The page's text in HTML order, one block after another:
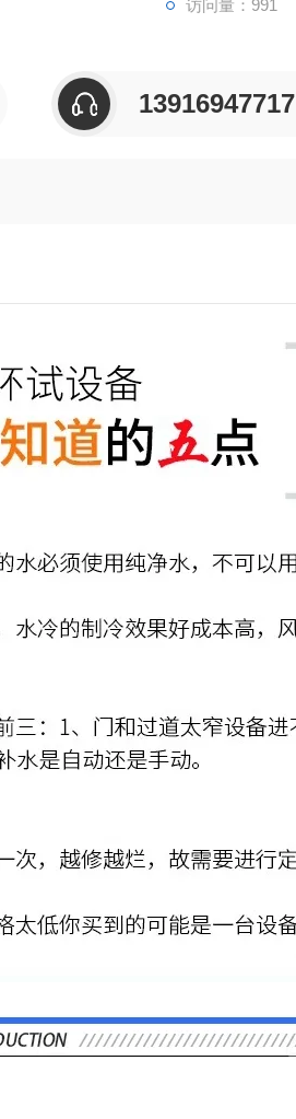
访问量：991
13916947717